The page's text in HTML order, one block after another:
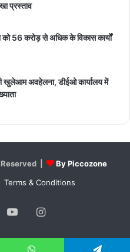
प्रस्ताव
को 56 करोड़ से अधिक के विकास कार्यों
अवहेलना, डीईओ कार्यालय में
|
By Piccozone
Terms & Conditions
YouTubeInstagram